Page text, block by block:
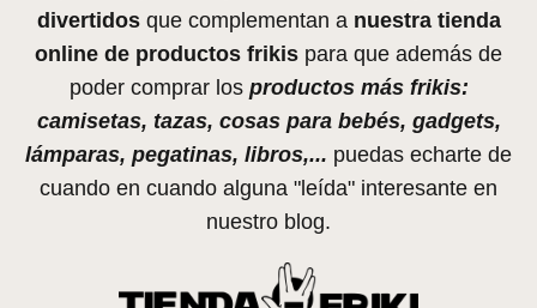
divertidosque complementan a nuestra tienda
online de productos frikis para que además de
poder comprar losproductos más frikis:
camisetas, tazas, cosas para bebés, gadgets,
lámparas, pegatinas, libros,... puedas echarte de
cuando en cuando alguna "leída" interesante en
nuestro blog.